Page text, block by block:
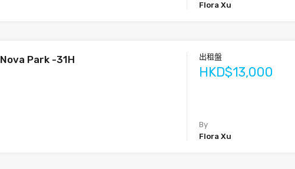
Flora Xu
Nova Park -31H 出租盤
HKD$13,000
By
Flora Xu